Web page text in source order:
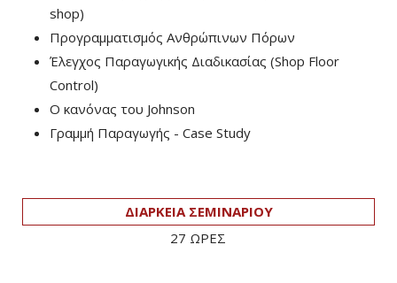
shop)
Προγραμματισμός Ανθρώπινων Πόρων
Έλεγχος Παραγωγικής Διαδικασίας (Shop Floor
Control)
Ο κανόνας του Johnson
Γραμμή Παραγωγής - Case Study
ΔΙΑΡΚΕΙΑ ΣΕΜΙΝΑΡΙΟΥ
27 ΩΡΕΣ